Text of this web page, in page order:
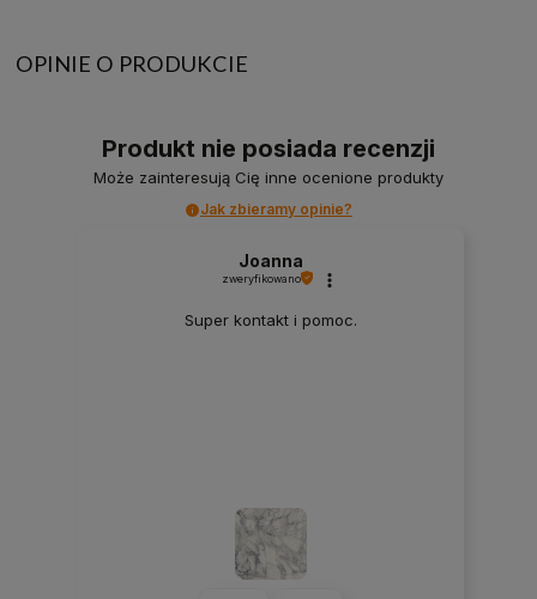
OPINIE O PRODUKCIE
Produkt nie posiada recenzji
Może zainteresują Cię inne ocenione produkty
Jak zbieramy opinie?
Joanna
zweryfikowano
Super kontakt i pomoc.